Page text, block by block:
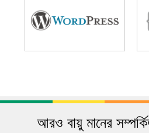
আরও বায়ু মানের